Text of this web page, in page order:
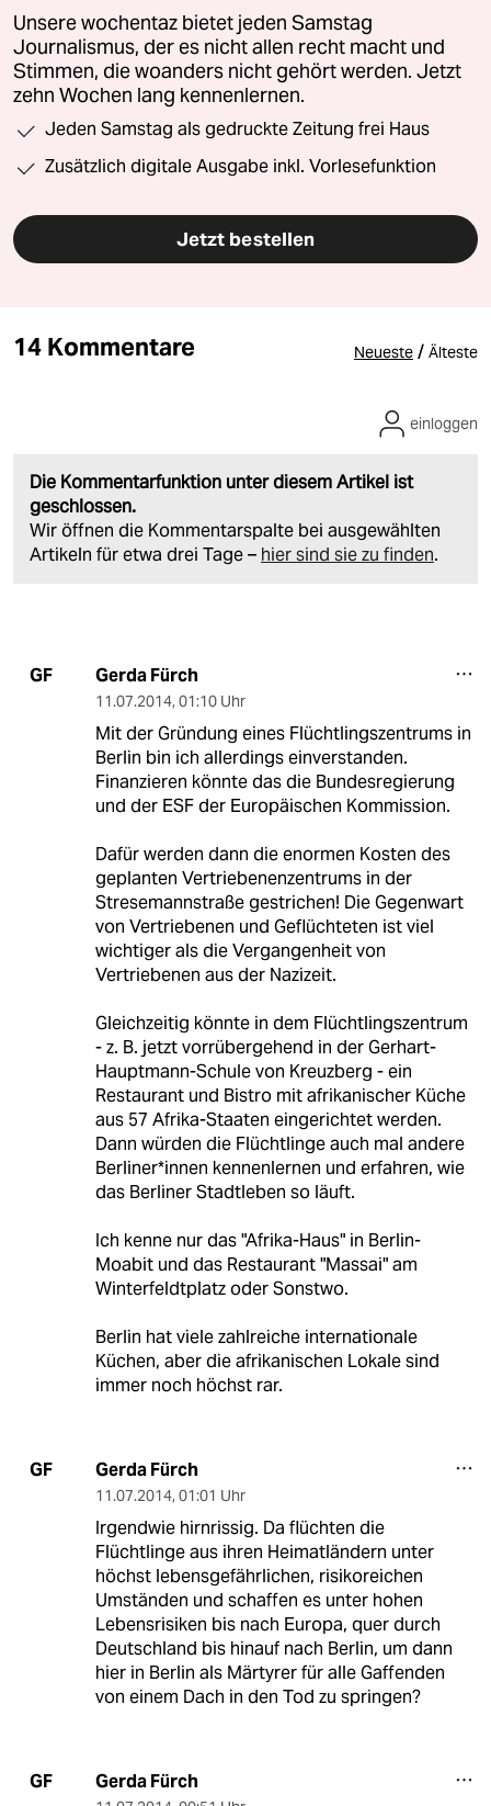
Unsere wochentaz bietet jeden Samstag
Journalismus, der es nicht allen recht macht und
Stimmen, die woanders nicht gehört werden. Jetzt
zehn Wochen lang kennenlernen.
Jeden Samstag als gedruckte Zeitung frei Haus
Zusätzlich digitale Ausgabe inkl. Vorlesefunktion
Jetzt bestellen
14 Kommentare Neueste / Älteste
Die Kommentarfunktion unter diesem Artikel ist
geschlossen.
Wir öffnen die Kommentarspalte bei ausgewählten
Artikeln für etwa drei Tage – hier sind sie zu finden.
einloggen
GF Gerda Fürch
11.07.2014, 01:10 Uhr
Mit der Gründung eines Flüchtlingszentrums in
Berlin bin ich allerdings einverstanden.
Finanzieren könnte das die Bundesregierung
und der ESF der Europäischen Kommission.
Dafür werden dann die enormen Kosten des
geplanten Vertriebenenzentrums in der
Stresemannstraße gestrichen! Die Gegenwart
von Vertriebenen und Geflüchteten ist viel
wichtiger als die Vergangenheit von
Vertriebenen aus der Nazizeit.
Gleichzeitig könnte in dem Flüchtlingszentrum
- z. B. jetzt vorrübergehend in der Gerhart-
Hauptmann-Schule von Kreuzberg - ein
Restaurant und Bistro mit afrikanischer Küche
aus 57 Afrika-Staaten eingerichtet werden.
Dann würden die Flüchtlinge auch mal andere
Berliner*innen kennenlernen und erfahren, wie
das Berliner Stadtleben so läuft.
Ich kenne nur das "Afrika-Haus" in Berlin-
Moabit und das Restaurant "Massai" am
Winterfeldtplatz oder Sonstwo.
Berlin hat viele zahlreiche internationale
Küchen, aber die afrikanischen Lokale sind
immer noch höchst rar.
GF Gerda Fürch
11.07.2014, 01:01 Uhr
Irgendwie hirnrissig. Da flüchten die
Flüchtlinge aus ihren Heimatländern unter
höchst lebensgefährlichen, risikoreichen
Umständen und schaffen es unter hohen
Lebensrisiken bis nach Europa, quer durch
Deutschland bis hinauf nach Berlin, um dann
hier in Berlin als Märtyrer für alle Gaffenden
von einem Dach in den Tod zu springen?
GF Gerda Fürch